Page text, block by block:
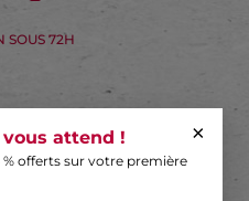
SOUS 72H
×
attend !
offerts sur votre première